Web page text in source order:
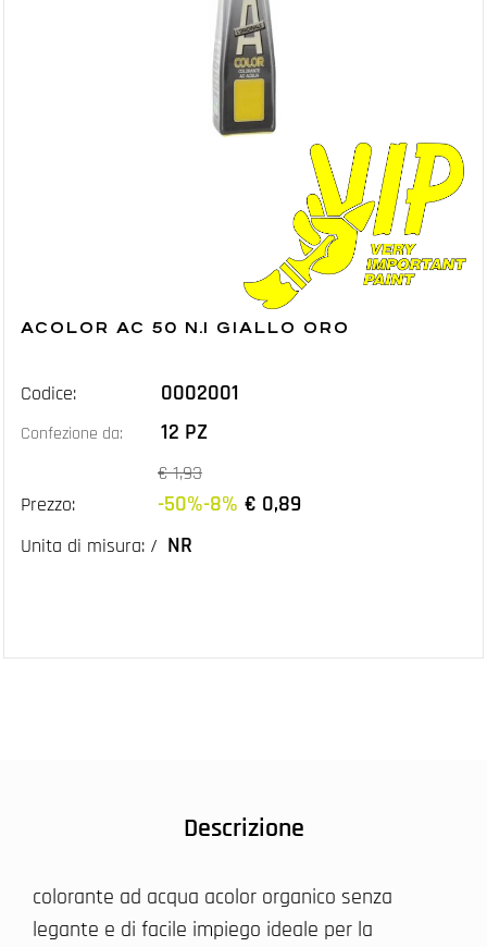
ACOLOR AC 50 N.1 GIALLO ORO
Codice: 0002001
Confezione da: 12 PZ
Prezzo:
€ 1,93
-50%-8% € 0,89
Unita di misura: / NR
Descrizione
colorante ad acqua acolor organico senza
legante e di facile impiego ideale per la